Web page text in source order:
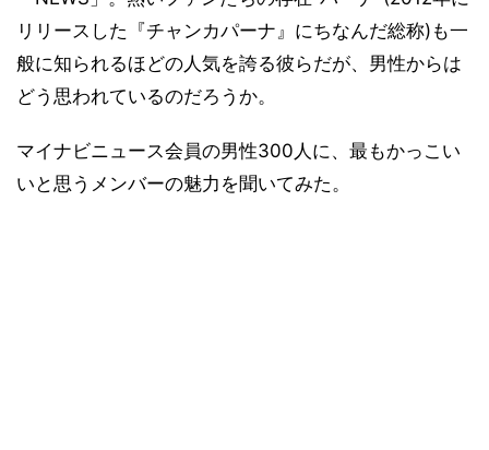
リリースした『チャンカパーナ』にちなんだ総称)も一
般に知られるほどの人気を誇る彼らだが、男性からは
どう思われているのだろうか。
マイナビニュース会員の男性300人に、最もかっこい
いと思うメンバーの魅力を聞いてみた。